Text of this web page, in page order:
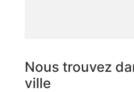
Nous trouvez
ville